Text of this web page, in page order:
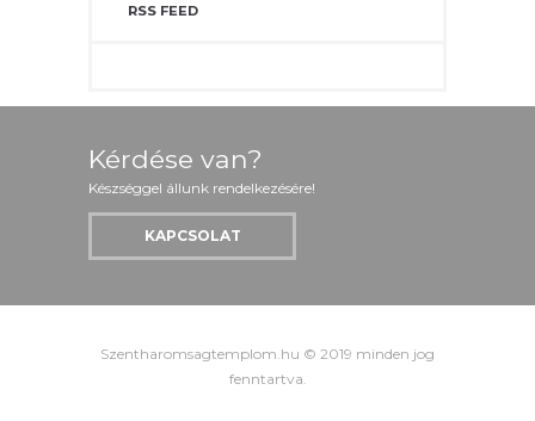
RSS FEED
Kérdése van?
Készséggel állunk rendelkezésére!
KAPCSOLAT
Szentharomsagtemplom.hu © 2019 minden jog
fenntartva.